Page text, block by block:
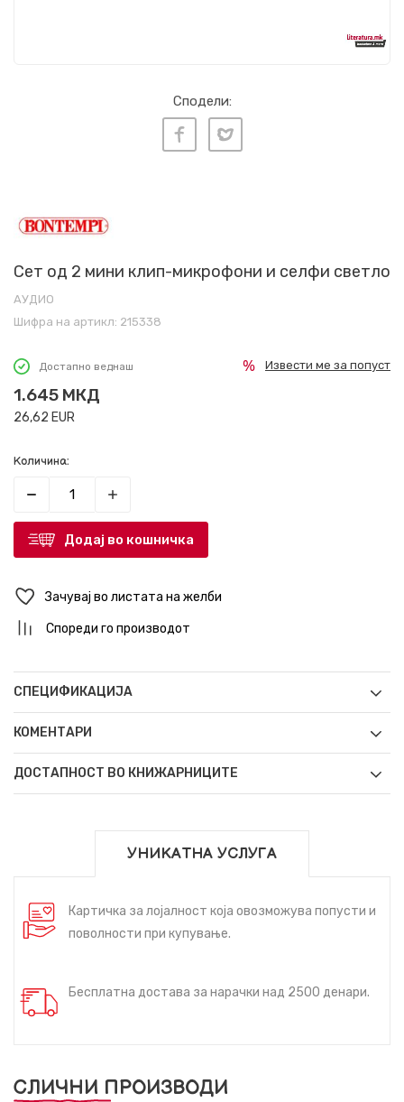
Сподели:
Сет од 2 мини клип-микрофони и селфи светло
АУДИО
Шифра на артикл: 215338
Достапно веднаш
1.645 МКД
26,62 EUR
Извести ме за попуст
Количина:
Додај во кошничка
Зачувај во листата на желби
Спореди го производот
СПЕЦИФИКАЦИЈА
КОМЕНТАРИ
ДОСТАПНОСТ ВО КНИЖАРНИЦИТЕ
УНИКАТНА УСЛУГА
Картичка за лојалност која овозможува попусти и
поволности при купување.
Бесплатна достава за нарачки над 2500 денари.
СЛИЧНИ ПРОИЗВОДИ